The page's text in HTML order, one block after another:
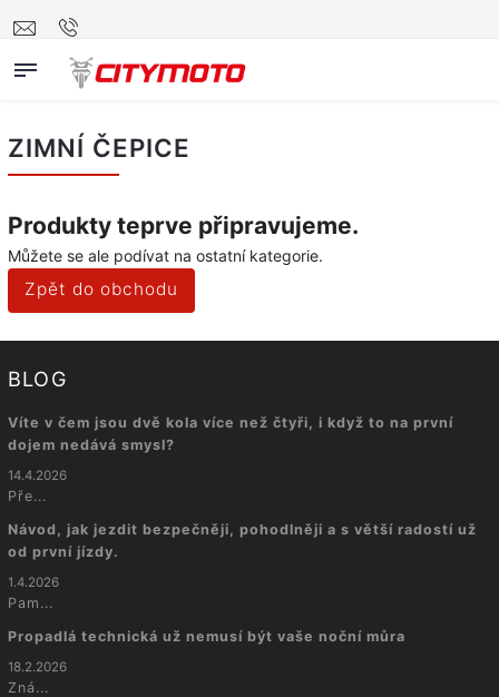
ZIMNÍ ČEPICE
Produkty teprve připravujeme.
Můžete se ale podívat na ostatní kategorie.
Zpět do obchodu
BLOG
Víte v čem jsou dvě kola více než čtyři, i když to na první
dojem nedává smysl?
14.4.2026
Pře...
Návod, jak jezdit bezpečněji, pohodlněji a s větší radostí už
od první jízdy.
1.4.2026
Pam...
Propadlá technická už nemusí být vaše noční můra
18.2.2026
Zná...